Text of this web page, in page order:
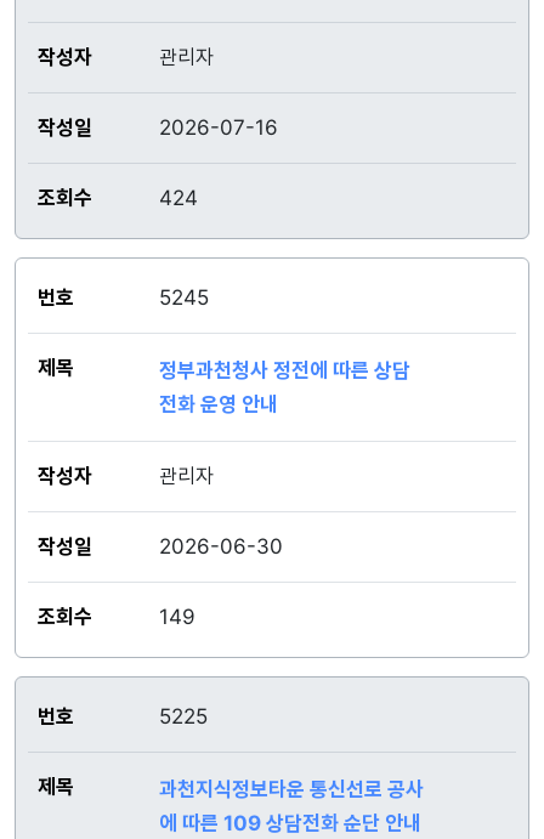
관리자
2026-07-16
424
5245
정부과천청사 정전에 따른 상담
전화 운영 안내
관리자
2026-06-30
149
5225
과천지식정보타운 통신선로 공사
에 따른 109 상담전화 순단 안내